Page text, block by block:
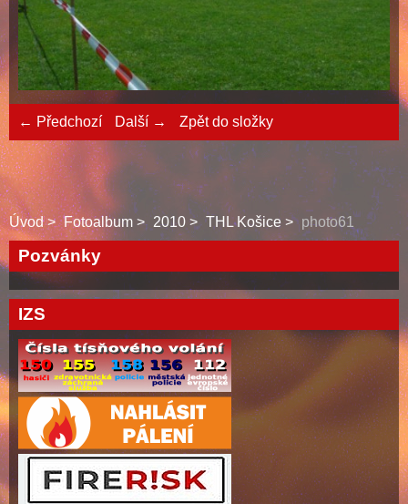
← Předchozí Další → Zpět do složky
Úvod Fotoalbum 2010 THL Košice photo61
Pozvánky
IZS